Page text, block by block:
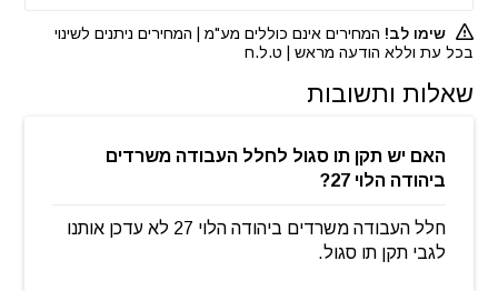
שימו לב! המחירים אינם כוללים מע"מ | המחירים ניתנים לשינוי
בכל עת וללא הודעה מראש | ט.ל.ח
שאלות ותשובות
האם יש תקן תו סגול לחלל העבודה משרדים
ביהודה הלוי 27?
חלל העבודה משרדים ביהודה הלוי 27 לא עדכן אותנו
לגבי תקן תו סגול.